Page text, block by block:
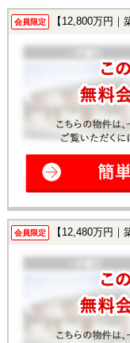
会員限定 【12,800万円｜
会員限定 【12,480万円｜